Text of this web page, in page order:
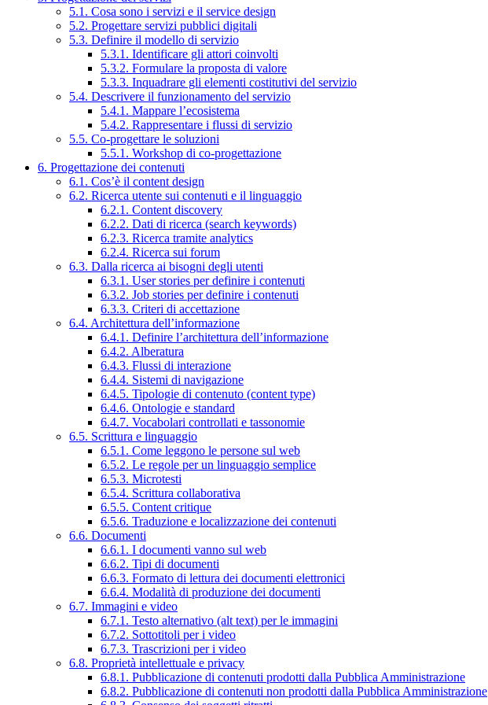
5.1. Cosa sono i servizi e il service design
5.2. Progettare servizi pubblici digitali
5.3. Definire il modello di servizio
5.3.1. Identificare gli attori coinvolti
5.3.2. Formulare la proposta di valore
5.3.3. Inquadrare gli elementi costitutivi del servizio
5.4. Descrivere il funzionamento del servizio
5.4.1. Mappare l’ecosistema
5.4.2. Rappresentare i flussi di servizio
5.5. Co-progettare le soluzioni
5.5.1. Workshop di co-progettazione
6. Progettazione dei contenuti
6.1. Cos’è il content design
6.2. Ricerca utente sui contenuti e il linguaggio
6.2.1. Content discovery
6.2.2. Dati di ricerca (search keywords)
6.2.3. Ricerca tramite analytics
6.2.4. Ricerca sui forum
6.3. Dalla ricerca ai bisogni degli utenti
6.3.1. User stories per definire i contenuti
6.3.2. Job stories per definire i contenuti
6.3.3. Criteri di accettazione
6.4. Architettura dell’informazione
6.4.1. Definire l’architettura dell’informazione
6.4.2. Alberatura
6.4.3. Flussi di interazione
6.4.4. Sistemi di navigazione
6.4.5. Tipologie di contenuto (content type)
6.4.6. Ontologie e standard
6.4.7. Vocabolari controllati e tassonomie
6.5. Scrittura e linguaggio
6.5.1. Come leggono le persone sul web
6.5.2. Le regole per un linguaggio semplice
6.5.3. Microtesti
6.5.4. Scrittura collaborativa
6.5.5. Content critique
6.5.6. Traduzione e localizzazione dei contenuti
6.6. Documenti
6.6.1. I documenti vanno sul web
6.6.2. Tipi di documenti
6.6.3. Formato di lettura dei documenti elettronici
6.6.4. Modalità di produzione dei documenti
6.7. Immagini e video
6.7.1. Testo alternativo (alt text) per le immagini
6.7.2. Sottotitoli per i video
6.7.3. Trascrizioni per i video
6.8. Proprietà intellettuale e privacy
6.8.1. Pubblicazione di contenuti prodotti dalla Pubblica Amministrazione
6.8.2. Pubblicazione di contenuti non prodotti dalla Pubblica Amministrazione